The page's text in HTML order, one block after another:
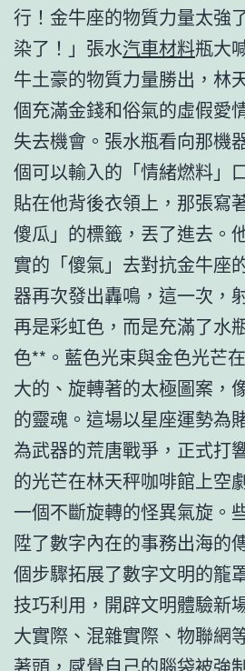
行！金牛座的物質力量太強
染了！」張水汽車材料瓶大
牛土豪的物質力量勝出，林
個充滿金錢和俗氣的虛假愛
失去機會。張水瓶看向那機
個可以輸入的「情緒燃料」
貼在他背後衣領上，那張寫
傻瓜」的標籤，丟了進去。
實的「傻氣」去對抗金牛座
器再次發出轟鳴，這一次，
再是彩虹色，而是充滿了水
色**。藍色光束與金色光芒
大的、旋轉著的太極圖案，
的靈魂。這場以星座運勢為
為武器的荒唐戰爭，正式打
的光芒在林天秤咖啡館上空
一個不斷旋轉的怪異氣旋。
陞了數字內在的事務出海的
個步驟拓展了數字文明的籠
技巧利用，開辟文明體驗新
大實際、混雜實際、物聯網
著頭，感覺自己的腦袋被強